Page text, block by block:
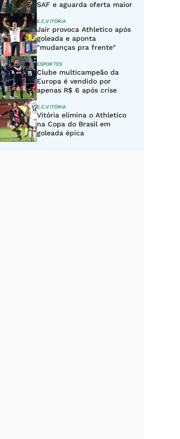
SAF e aguarda oferta maior
E.C.VITÓRIA
Jair provoca Athletico após
goleada e aponta
"mudanças pra frente"
ESPORTES
Clube multicampeão da
Europa é vendido por
apenas R$ 6 após crise
E.C.VITÓRIA
Vitória elimina o Athletico
na Copa do Brasil em
goleada épica